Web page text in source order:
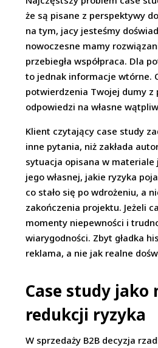
że są pisane z perspektywy
na tym, jacy jesteśmy
nowoczesne mamy
przebiegła współpraca. Dla
to jednak informacje wtórne.
potwierdzenia Twojej dumy z
odpowiedzi na własne
Klient czytający case study
inne pytania, niż zakłada
sytuacja opisana w materiale
jego własnej, jakie ryzyka
co stało się po wdrożeniu, a
zakończenia projektu. Jeżeli
momenty niepewności i
wiarygodności. Zbyt gładka
reklama, a nie jak realne
Case study jako
redukcji ryzyka
W sprzedaży B2B decyzja